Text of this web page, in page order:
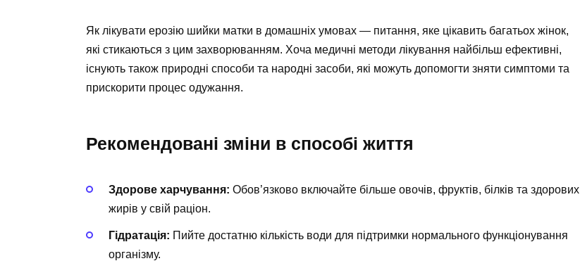
Як лікувати ерозію шийки матки в домашніх умовах — питання, яке цікавить багатьох жінок,
які стикаються з цим захворюванням. Хоча медичні методи лікування найбільш ефективні,
існують також природні способи та народні засоби, які можуть допомогти зняти симптоми та
прискорити процес одужання.
Рекомендовані зміни в способі життя
Здорове харчування: Обов’язково включайте більше овочів, фруктів, білків та здорових
жирів у свій раціон.
Гідратація: Пийте достатню кількість води для підтримки нормального функціонування
організму.